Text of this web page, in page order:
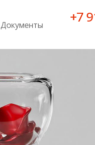
+7
Документы